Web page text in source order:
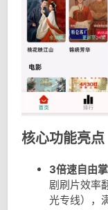
核心功能亮点
3倍速自由掌
剧刷片效率
光专线），